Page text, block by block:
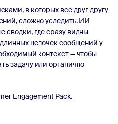
в которых все друг другу
сложно уследить. ИИ
сводки, где сразу видны
цепочек сообщений у
контекст — чтобы
задачу или органично
Engagement Pack.